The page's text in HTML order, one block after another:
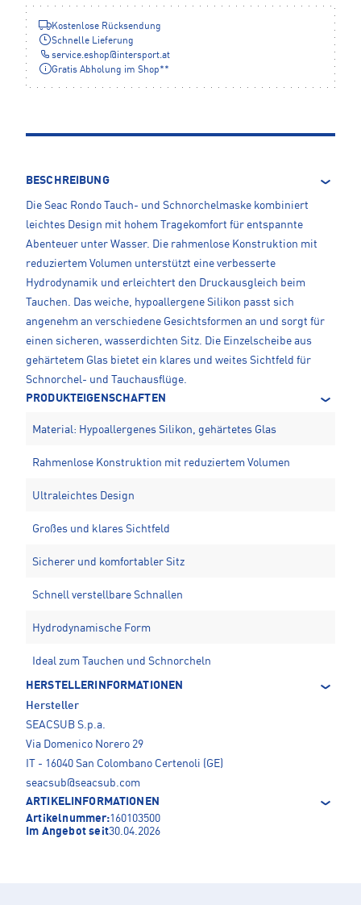
Kostenlose Rücksendung
Schnelle Lieferung
service.eshop@intersport.at
Gratis Abholung im Shop**
BESCHREIBUNG
Die Seac Rondo Tauch- und Schnorchelmaske kombiniert
leichtes Design mit hohem Tragekomfort für entspannte
Abenteuer unter Wasser. Die rahmenlose Konstruktion mit
reduziertem Volumen unterstützt eine verbesserte
Hydrodynamik und erleichtert den Druckausgleich beim
Tauchen. Das weiche, hypoallergene Silikon passt sich
angenehm an verschiedene Gesichtsformen an und sorgt für
einen sicheren, wasserdichten Sitz. Die Einzelscheibe aus
gehärtetem Glas bietet ein klares und weites Sichtfeld für
Schnorchel- und Tauchausflüge.
PRODUKTEIGENSCHAFTEN
Material: Hypoallergenes Silikon, gehärtetes Glas
Rahmenlose Konstruktion mit reduziertem Volumen
Ultraleichtes Design
Großes und klares Sichtfeld
Sicherer und komfortabler Sitz
Schnell verstellbare Schnallen
Hydrodynamische Form
Ideal zum Tauchen und Schnorcheln
HERSTELLERINFORMATIONEN
Hersteller
SEACSUB S.p.a.
Via Domenico Norero 29
IT - 16040 San Colombano Certenoli (GE)
seacsub@seacsub.com
ARTIKELINFORMATIONEN
Artikelnummer:160103500
Im Angebot seit30.04.2026